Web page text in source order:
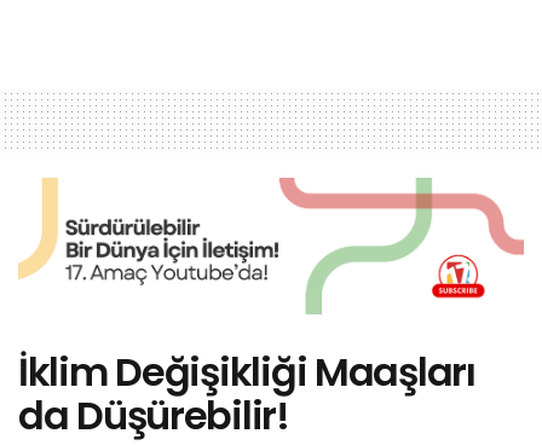
İklim Değişikliği Maaşları
da Düşürebilir!